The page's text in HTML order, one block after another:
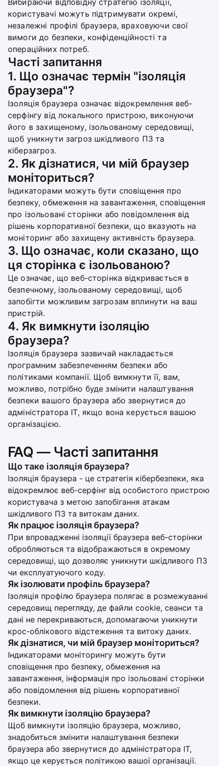
Вибираючи відповідну стратегію ізоляції,
користувачі можуть підтримувати окремі,
незалежні профілі браузера, враховуючи свої
вимоги до безпеки, конфіденційності та
операційних потреб.
Часті запитання
1. Що означає термін "ізоляція
браузера"?
Ізоляція браузера означає відокремлення веб-
серфінгу від локального пристрою, виконуючи
його в захищеному, ізольованому середовищі,
щоб уникнути загроз шкідливого ПЗ та
кіберзагроз.
2. Як дізнатися, чи мій браузер
моніториться?
Індикаторами можуть бути сповіщення про
безпеку, обмеження на завантаження, сповіщення
про ізольовані сторінки або повідомлення від
рішень корпоративної безпеки, що вказують на
моніторинг або захищену активність браузера.
3. Що означає, коли сказано, що
ця сторінка є ізольованою?
Це означає, що веб-сторінка відкривається в
безпечному, ізольованому середовищі, щоб
запобігти можливим загрозам вплинути на ваш
пристрій.
4. Як вимкнути ізоляцію
браузера?
Ізоляція браузера зазвичай накладається
програмним забезпеченням безпеки або
політиками компанії. Щоб вимкнути її, вам,
можливо, потрібно буде змінити налаштування
безпеки вашого браузера або звернутися до
адміністратора ІТ, якщо вона керується вашою
організацією.
FAQ — Часті запитання
Що таке ізоляція браузера?
Ізоляція браузера - це стратегія кібербезпеки, яка
відокремлює веб-серфінг від особистого пристрою
користувача з метою запобігання атакам
шкідливого ПЗ та витокам даних.
Як працює ізоляція браузера?
При впровадженні ізоляції браузера веб-сторінки
обробляються та відображаються в окремому
середовищі, що дозволяє уникнути шкідливого ПЗ
чи експлуатуючого коду.
Як ізолювати профіль браузера?
Ізоляція профілю браузера полягає в розмежуванні
середовищ перегляду, де файли cookie, сеанси та
дані не перекриваються, допомагаючи уникнути
крос-облікового відстеження та витоку даних.
Як дізнатися, чи мій браузер моніториться?
Індикаторами моніторингу можуть бути
сповіщення про безпеку, обмеження на
завантаження, інформація про ізольовані сторінки
або повідомлення від рішень корпоративної
безпеки.
Як вимкнути ізоляцію браузера?
Щоб вимкнути ізоляцію браузера, можливо,
знадобиться змінити налаштування безпеки
браузера або звернутися до адміністратора ІТ,
якщо це керується політикою вашої організації.